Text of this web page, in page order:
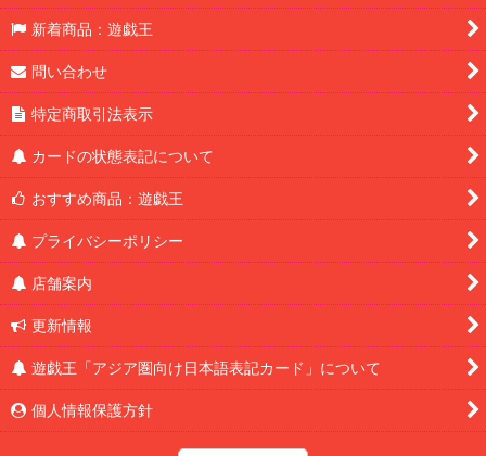
新着商品：遊戯王
問い合わせ
特定商取引法表示
カードの状態表記について
おすすめ商品：遊戯王
プライバシーポリシー
店舗案内
更新情報
遊戯王「アジア圏向け日本語表記カード」について
個人情報保護方針